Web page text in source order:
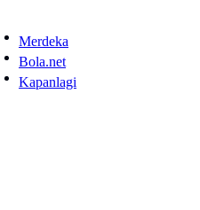
Merdeka
Bola.net
Kapanlagi